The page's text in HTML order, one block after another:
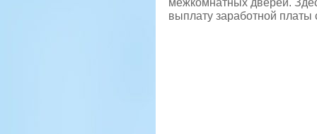
межкомнатных дверей.
выплату заработной платы